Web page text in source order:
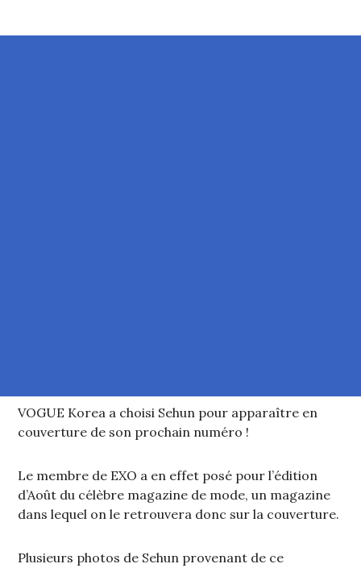
VOGUE Korea a choisi Sehun pour apparaître en
couverture de son prochain numéro !
Le membre de EXO a en effet posé pour l’édition
d’Août du célèbre magazine de mode, un magazine
dans lequel on le retrouvera donc sur la couverture.
Plusieurs photos de Sehun provenant de ce